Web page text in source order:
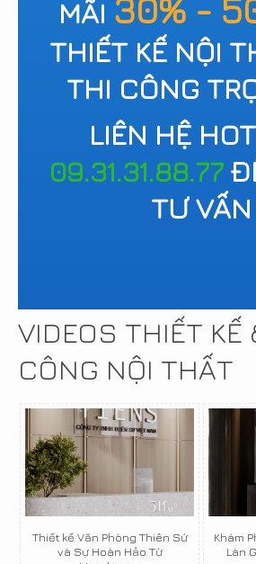
MÃI 30% -
THIẾT KẾ NỘI
THI CÔNG
LIÊN HỆ
09.31.31.88.77
TƯ VẤN
VIDEOS THIẾT KẾ
CÔNG NỘI THẤT
Thiết kế Văn Phòng Thiên Sứ
và Sự Hoàn Hảo Từ
Khám
Làn